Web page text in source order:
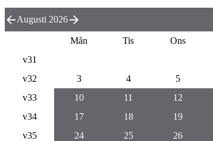
Augusti 2026
Mån Tis Ons
v31
v32
3 4 5
v33
10 11 12
v34
17 18 19
v35
24 25 26